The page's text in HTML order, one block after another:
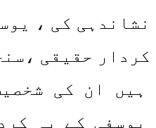
نشاندہی کی ،
کردار حقیقی
ہیں ان کی
یوسفی کے یہ